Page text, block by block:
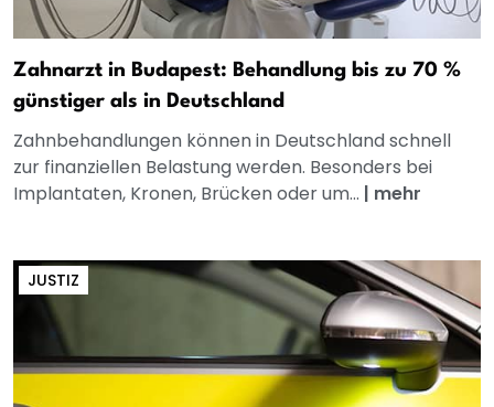
Zahnarzt in Budapest: Behandlung bis zu 70 %
günstiger als in Deutschland
Zahnbehandlungen können in Deutschland schnell
zur finanziellen Belastung werden. Besonders bei
Implantaten, Kronen, Brücken oder um... | mehr
JUSTIZ